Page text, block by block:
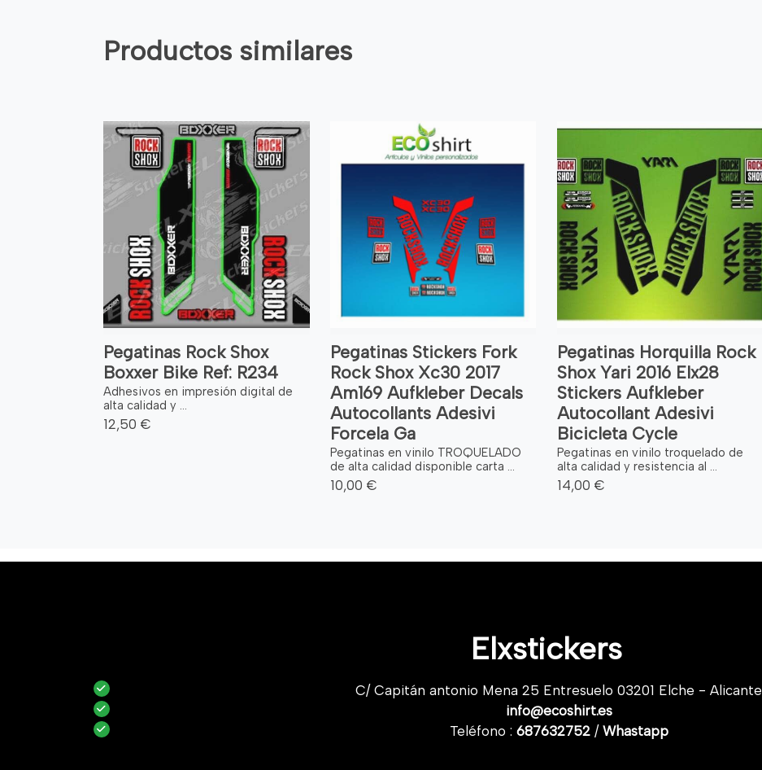
Productos similares
Pegatinas Rock Shox
Boxxer Bike Ref: R234
Adhesivos en impresión digital de
alta calidad y ...
12,50 €
Pegatinas Stickers Fork
Rock Shox Xc30 2017
Am169 Aufkleber Decals
Autocollants Adesivi
Forcela Ga
Pegatinas en vinilo TROQUELADO
de alta calidad disponible carta ...
10,00 €
Pegatinas Horquilla Rock
Shox Yari 2016 Elx28
Stickers Aufkleber
Autocollant Adesivi
Bicicleta Cycle
Pegatinas en vinilo troquelado de
alta calidad y resistencia al ...
14,00 €
Elxstickers
C/ Capitán antonio Mena 25 Entresuelo 03201 Elche - Alicante
info@ecoshirt.es
Teléfono : 687632752/ Whastapp